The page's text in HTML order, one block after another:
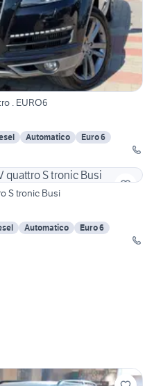
. EURO6
Automatico
Euro 6
S tronic Busi
Automatico
Euro 6